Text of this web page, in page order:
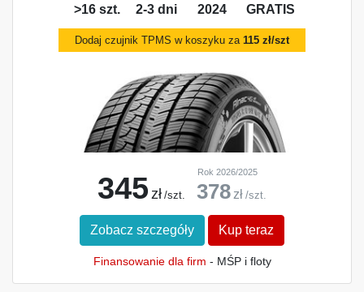
>16 szt. 2-3 dni 2024 GRATIS
Dodaj czujnik TPMS w koszyku za 115 zł/szt
345 zł /szt.
Rok 2026/2025
378 zł /szt.
Zobacz szczegóły Kup teraz
Finansowanie dla firm - MŚP i floty